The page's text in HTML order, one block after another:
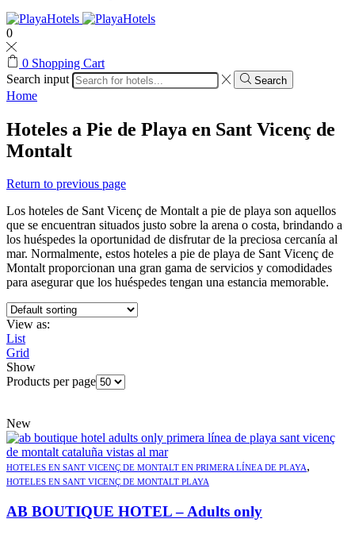
0
0 Shopping Cart
Search input
Search
Home
Hoteles a Pie de Playa en Sant Vicenç de
Montalt
Return to previous page
Los hoteles de Sant Vicenç de Montalt a pie de playa son aquellos
que se encuentran situados justo sobre la arena o costa, brindando a
los huéspedes la oportunidad de disfrutar de la preciosa cercanía al
mar. Normalmente, estos hoteles a pie de playa de Sant Vicenç de
Montalt proporcionan una gran gama de servicios y comodidades
para asegurar que los huéspedes tengan una estancia memorable.
View as:
List
Grid
Show
Products per page
New
HOTELES EN SANT VICENÇ DE MONTALT EN PRIMERA LÍNEA DE PLAYA,
HOTELES EN SANT VICENÇ DE MONTALT PLAYA
AB BOUTIQUE HOTEL – Adults only